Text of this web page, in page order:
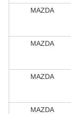
MAZDA
MAZDA
MAZDA
MAZDA